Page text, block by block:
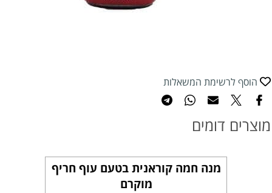
הוסף לרשימת המשאלות
מוצרים דומים
מנה חמה קוראנית בטעם עוף חריף
מוקרם